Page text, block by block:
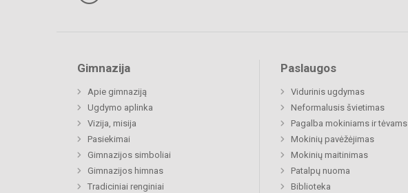
Gimnazija
Apie gimnaziją
Ugdymo aplinka
Vizija, misija
Pasiekimai
Gimnazijos simboliai
Gimnazijos himnas
Tradiciniai renginiai
Paslaugos
Vidurinis ugdymas
Neformalusis švietimas
Pagalba mokiniams ir tėvams
Mokinių pavėžėjimas
Mokinių maitinimas
Patalpų nuoma
Biblioteka